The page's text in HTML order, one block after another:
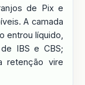
de Pix e
A camada
entrou líquido,
IBS e CBS;
retenção vire